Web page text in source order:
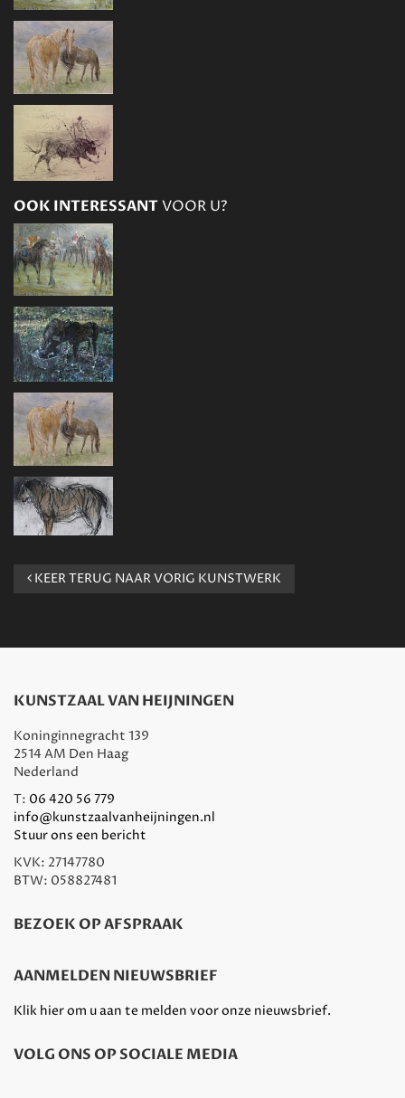
OOK INTERESSANTVOOR U?
KEER TERUG NAAR VORIG KUNSTWERK
KUNSTZAAL VAN HEIJNINGEN
Koninginnegracht 139
2514 AM Den Haag
Nederland
T: 06 420 56 779
info@kunstzaalvanheijningen.nl
Stuur ons een bericht
KVK: 27147780
BTW: 058827481
BEZOEK OP AFSPRAAK
AANMELDEN NIEUWSBRIEF
Klik hier om u aan te melden voor onze nieuwsbrief.
VOLG ONS OP SOCIALE MEDIA